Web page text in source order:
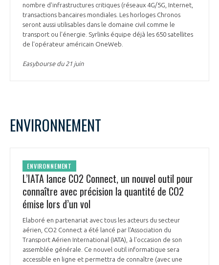
nombre d'infrastructures critiques (réseaux 4G/5G, Internet,
transactions bancaires mondiales. Les horloges Chronos
seront aussi utilisables dans le domaine civil comme le
transport ou l'énergie. Syrlinks équipe déjà les 650 satellites
de l'opérateur américain OneWeb.
Easybourse du 21 juin
ENVIRONNEMENT
ENVIRONNEMENT
L’IATA lance CO2 Connect, un nouvel outil pour
connaître avec précision la quantité de CO2
émise lors d’un vol
Elaboré en partenariat avec tous les acteurs du secteur
aérien, CO2 Connect a été lancé par l'Association du
Transport Aérien International (IATA), à l'occasion de son
assemblée générale. Ce nouvel outil informatique sera
accessible en ligne et permettra de connaître (avec une